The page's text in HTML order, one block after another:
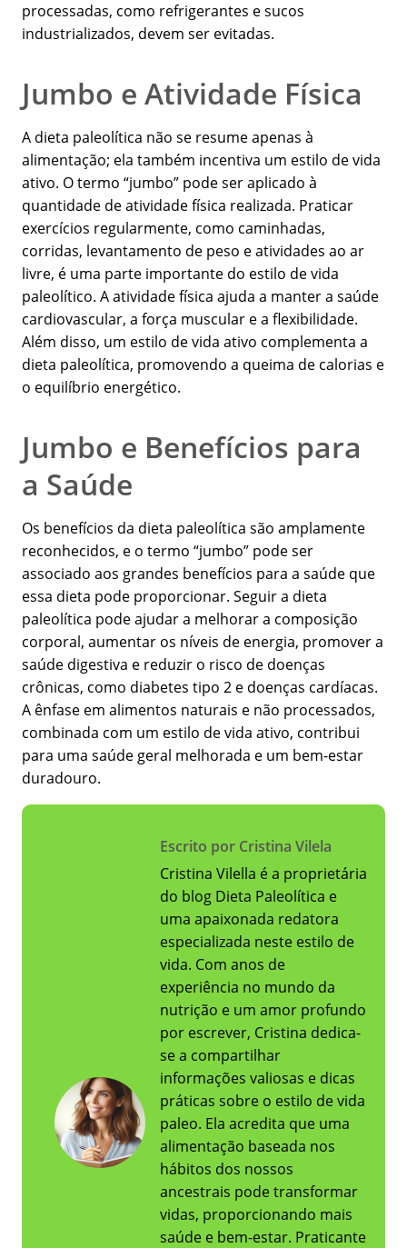
processadas, como refrigerantes e sucos
industrializados, devem ser evitadas.
Jumbo e Atividade Física
A dieta paleolítica não se resume apenas à
alimentação; ela também incentiva um estilo de vida
ativo. O termo “jumbo” pode ser aplicado à
quantidade de atividade física realizada. Praticar
exercícios regularmente, como caminhadas,
corridas, levantamento de peso e atividades ao ar
livre, é uma parte importante do estilo de vida
paleolítico. A atividade física ajuda a manter a saúde
cardiovascular, a força muscular e a flexibilidade.
Além disso, um estilo de vida ativo complementa a
dieta paleolítica, promovendo a queima de calorias e
o equilíbrio energético.
Jumbo e Benefícios para
a Saúde
Os benefícios da dieta paleolítica são amplamente
reconhecidos, e o termo “jumbo” pode ser
associado aos grandes benefícios para a saúde que
essa dieta pode proporcionar. Seguir a dieta
paleolítica pode ajudar a melhorar a composição
corporal, aumentar os níveis de energia, promover a
saúde digestiva e reduzir o risco de doenças
crônicas, como diabetes tipo 2 e doenças cardíacas.
A ênfase em alimentos naturais e não processados,
combinada com um estilo de vida ativo, contribui
para uma saúde geral melhorada e um bem-estar
duradouro.
Escrito por Cristina Vilela
Cristina Vilella é a proprietária
do blog Dieta Paleolítica e
uma apaixonada redatora
especializada neste estilo de
vida. Com anos de
experiência no mundo da
nutrição e um amor profundo
por escrever, Cristina dedica-
se a compartilhar
informações valiosas e dicas
práticas sobre o estilo de vida
paleo. Ela acredita que uma
alimentação baseada nos
hábitos dos nossos
ancestrais pode transformar
vidas, proporcionando mais
saúde e bem-estar. Praticante